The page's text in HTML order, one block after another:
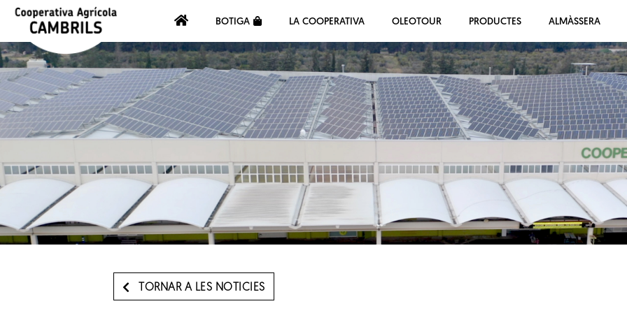
BOTIGA LA COOPERATIVA OLEOTOUR PRODUCTES ALMÀSSERA
TORNAR A LES NOTICIES